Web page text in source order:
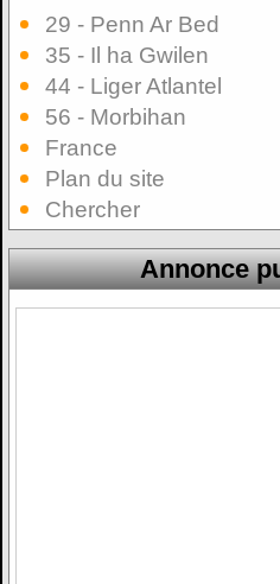
29 - Penn Ar Bed
35 - Il ha Gwilen
44 - Liger Atlantel
56 - Morbihan
France
Plan du site
Chercher
Annonce